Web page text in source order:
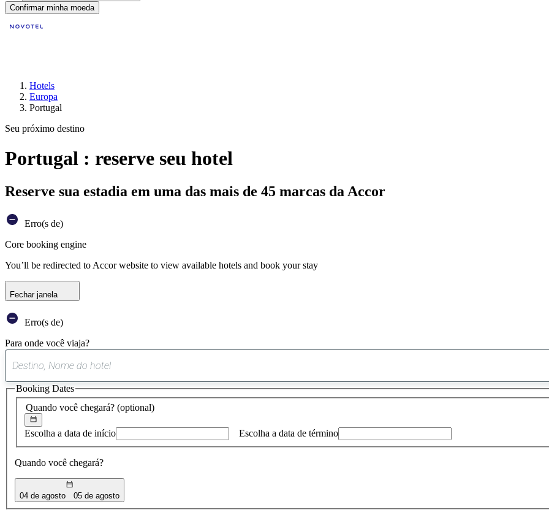
Confirmar minha moeda
Hotels
Europa
Portugal
Seu próximo destino
Portugal : reserve seu hotel
Reserve sua estadia em uma das mais de 45 marcas da Accor
Erro(s de)
Core booking engine
You’ll be redirected to Accor website to view available hotels and book your stay
Fechar janela
Erro(s de)
Para onde você viaja?
sugestão
encontrada
Quando você chegará? (optional)
Escolha a data de início Escolha a data de término
Quando você chegará?
04 de agosto 05 de agosto
Booking Dates